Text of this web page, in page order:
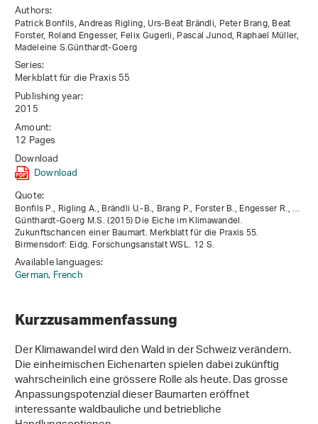
Authors:
Patrick Bonfils, Andreas Rigling, Urs-Beat Brändli, Peter Brang, Beat
Forster, Roland Engesser, Felix Gugerli, Pascal Junod, Raphael Müller,
Madeleine S.Günthardt-Goerg
Series:
Merkblatt für die Praxis 55
Publishing year:
2015
Amount:
12 Pages
Download
Download
Quote:
Bonfils P., Rigling A., Brändli U.-B., Brang P., Forster B., Engesser R., …
Günthardt-Goerg M.S. (2015) Die Eiche im Klimawandel.
Zukunftschancen einer Baumart. Merkblatt für die Praxis 55.
Birmensdorf: Eidg. Forschungsanstalt WSL. 12 S.
Available languages:
German, French
Kurzzusammenfassung
Der Klimawandel wird den Wald in der Schweiz verändern.
Die einheimischen Eichenarten spielen dabei zukünftig
wahrscheinlich eine grössere Rolle als heute. Das grosse
Anpassungspotenzial dieser Baumarten eröffnet
interessante waldbauliche und betriebliche